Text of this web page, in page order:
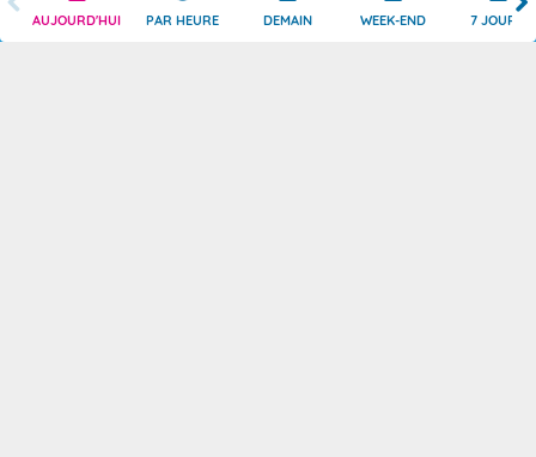
AUJOURD'HUI PAR HEURE DEMAIN WEEK-END 7 JOURS